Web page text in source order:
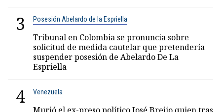
3 Posesión Abelardo de la Espriella
Tribunal en Colombia se pronuncia sobre
solicitud de medida cautelar que pretendería
suspender posesión de Abelardo De La
Espriella
4 Venezuela